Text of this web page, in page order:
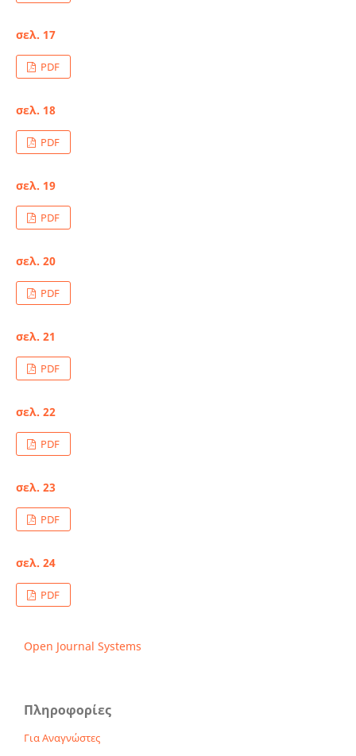
σελ. 17
PDF
σελ. 18
PDF
σελ. 19
PDF
σελ. 20
PDF
σελ. 21
PDF
σελ. 22
PDF
σελ. 23
PDF
σελ. 24
PDF
Open Journal Systems
Πληροφορίες
Για Αναγνώστες